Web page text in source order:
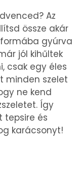
Az
össze akár
gyúrva
jól kihűltek
csak egy éles
minden szelet
ne kend
Így
tepsire és
karácsonyt!